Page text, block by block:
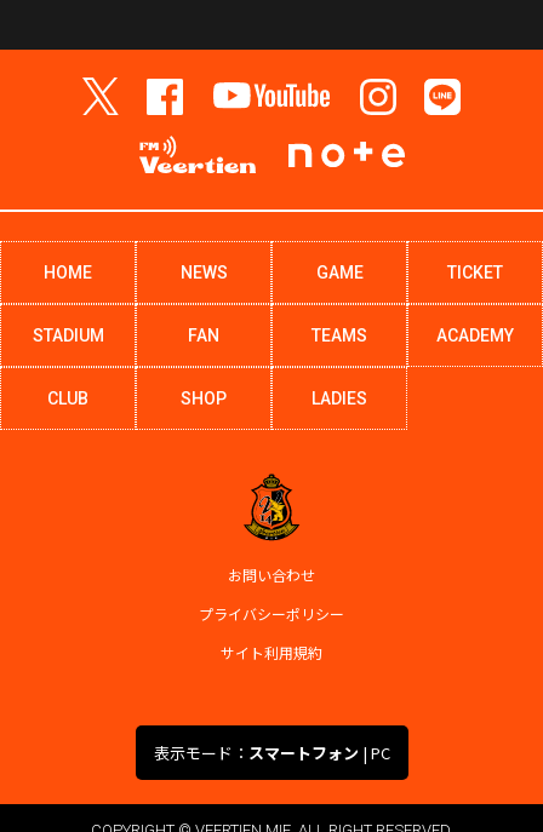
HOME NEWS GAME TICKET
STADIUM FAN TEAMS ACADEMY
CLUB SHOP LADIES
お問い合わせ
プライバシーポリシー
サイト利用規約
表示モード： スマートフォン | PC